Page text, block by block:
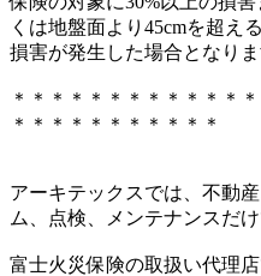
くは地盤面より45cmを超え
損害が発生した場合となりま
＊＊＊＊＊＊＊＊＊＊＊＊
＊＊＊＊＊＊＊＊＊＊＊
アーキテックスでは、不動
ム、点検、メンテナンスだけ
富士火災保険の取扱い代理店